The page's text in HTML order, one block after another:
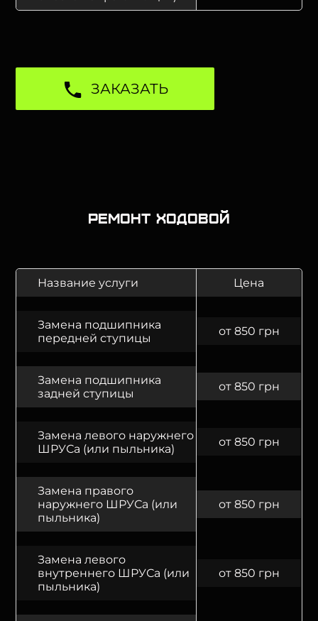
ЗАКАЗАТЬ
Ремонт ходовой
Название услуги Цена
Замена подшипника
передней ступицы
от 850 грн
Замена подшипника
задней ступицы
от 850 грн
Замена левого наружнего
ШРУСа (или пыльника)
от 850 грн
Замена правого
наружнего ШРУСа (или
пыльника)
от 850 грн
Замена левого
внутреннего ШРУСа (или
пыльника)
от 850 грн